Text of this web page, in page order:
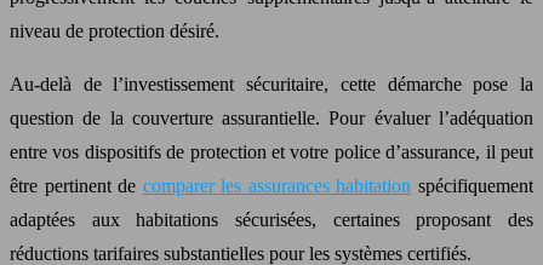
niveau de protection désiré.
Au-delà de l’investissement sécuritaire, cette démarche pose la
question de la couverture assurantielle. Pour évaluer l’adéquation
entre vos dispositifs de protection et votre police d’assurance, il peut
être pertinent de comparer les assurances habitation spécifiquement
adaptées aux habitations sécurisées, certaines proposant des
réductions tarifaires substantielles pour les systèmes certifiés.